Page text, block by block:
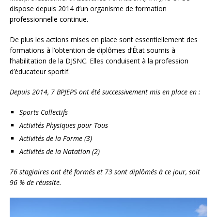
dispose depuis 2014 d’un organisme de formation
professionnelle continue.
De plus les actions mises en place sont essentiellement des
formations à l’obtention de diplômes d’État soumis à
l’habilitation de la DJSNC. Elles conduisent à la profession
d’éducateur sportif.
Depuis 2014, 7 BPJEPS ont été successivement mis en place en :
Sports Collectifs
Activités Physiques pour Tous
Activités de la Forme (3)
Activités de la Natation (2)
76 stagiaires ont été formés et 73 sont diplômés à ce jour, soit
96 % de réussite.